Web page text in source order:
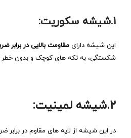
۱.شیشه سکوریت:
این شیشه دارای مقاومت بالایی در برابر
شکستگی، به تکه‌ های کوچک و بدون خطر
۲.شیشه لمینیت:
در این شیشه از لایه ‌های مقاوم در برابر